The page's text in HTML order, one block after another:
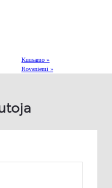
Kuusamo »
Rovaniemi »